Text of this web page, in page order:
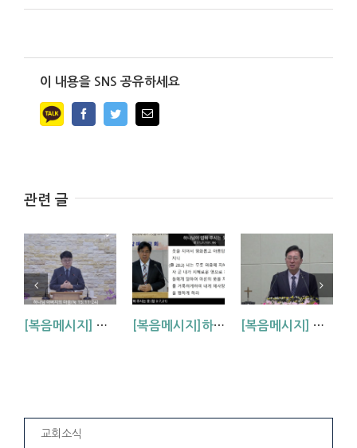
이 내용을 SNS 공유하세요
FacebookTwitterEmail
관련 글
[복음메시지] 하나님 아버지의 마음 (눅15:11~24) [복음메시지]하나님이 입혀주시는 옷 (창 3:7,21) [복음메시지] 엘리야 때(사도시대)처럼 (왕하 2:1-14)
교회소식